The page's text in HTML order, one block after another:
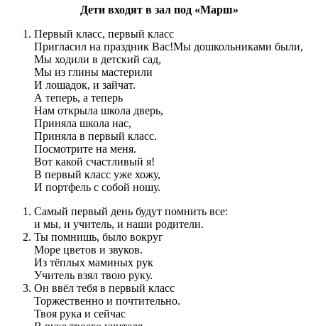
Дети входят в зал под «Марш»
Первый класс, первый класс
Пригласил на праздник Вас!Мы дошкольниками были,
Мы ходили в детский сад,
Мы из глины мастерили
И лошадок, и зайчат.
А теперь, а теперь
Нам открыла школа дверь,
Приняла школа нас,
Приняла в первый класс.
Посмотрите на меня.
Вот какой счастливый я!
В первый класс уже хожу,
И портфель с собой ношу.
Самый первый день будут помнить все:
и мы, и учитель, и наши родители.
Ты помнишь, было вокруг
Море цветов и звуков.
Из тёплых маминых рук
Учитель взял твою руку.
Он ввёл тебя в первый класс
Торжественно и почтительно.
Твоя рука и сейчас